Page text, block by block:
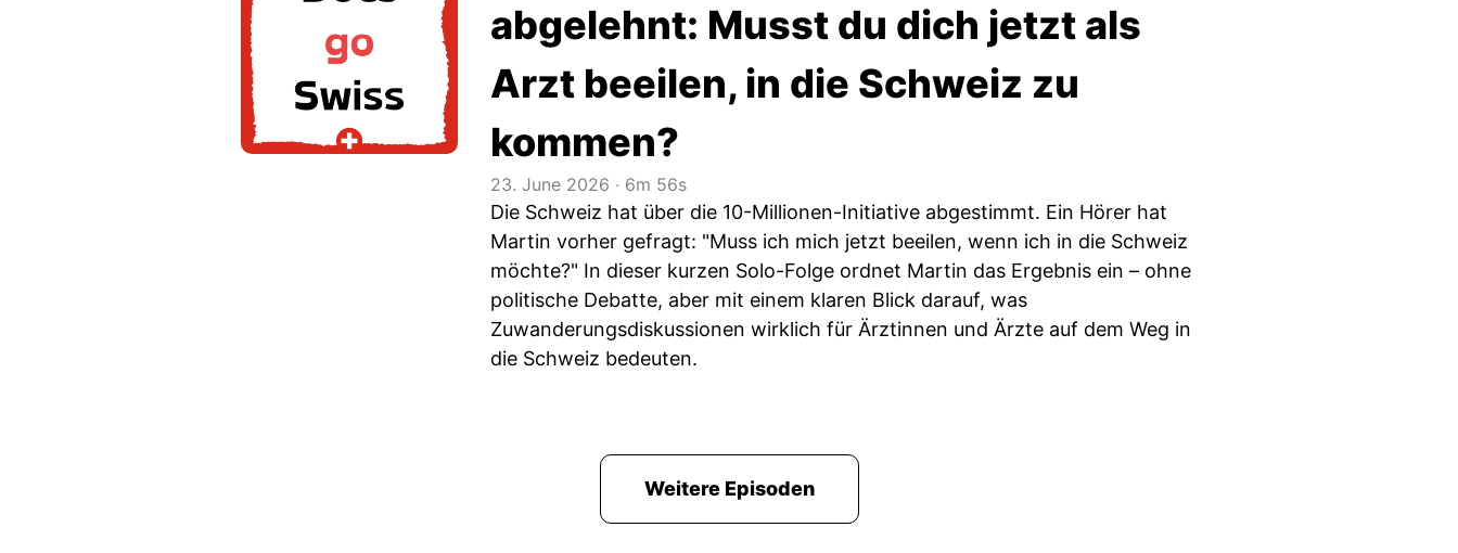
abgelehnt: Musst du dich jetzt als
Arzt beeilen, in die Schweiz zu
kommen?
23. June 2026 ‧ 6m 56s
Die Schweiz hat über die 10-Millionen-Initiative abgestimmt. Ein Hörer hat
Martin vorher gefragt: "Muss ich mich jetzt beeilen, wenn ich in die Schweiz
möchte?" In dieser kurzen Solo-Folge ordnet Martin das Ergebnis ein – ohne
politische Debatte, aber mit einem klaren Blick darauf, was
Zuwanderungsdiskussionen wirklich für Ärztinnen und Ärzte auf dem Weg in
die Schweiz bedeuten.
Weitere Episoden